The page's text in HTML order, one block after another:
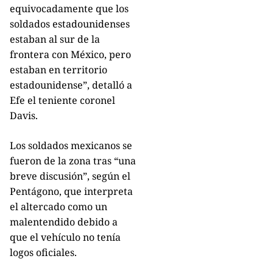
equivocadamente que los
soldados estadounidenses
estaban al sur de la
frontera con México, pero
estaban en territorio
estadounidense”, detalló a
Efe el teniente coronel
Davis.
Los soldados mexicanos se
fueron de la zona tras “una
breve discusión”, según el
Pentágono, que interpreta
el altercado como un
malentendido debido a
que el vehículo no tenía
logos oficiales.